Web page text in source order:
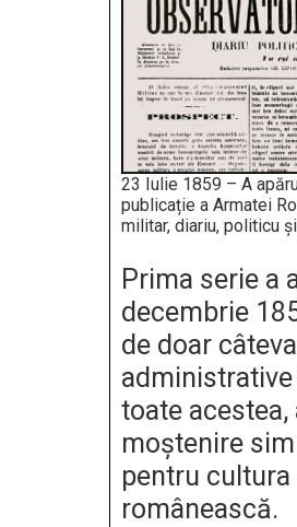
23 Iulie 1859 – A
publicație a Armatei
militar, diariu, politicu
Prima serie a
decembrie
de doar
toate acestea,
moștenire
pentru
românească.